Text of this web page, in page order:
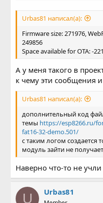
Urbas81 написал(а):
Firmware size: 271976,
249856
Space available for OTA: -
А у меня такого в
к чему эти сообщения
Urbas81 написал(а):
дополнительный код
темы https://esp8266.ru/
fat16-32-demo.501/
c таким логом создается
модуль зайти не
Наверно что-то не
U Urbas81